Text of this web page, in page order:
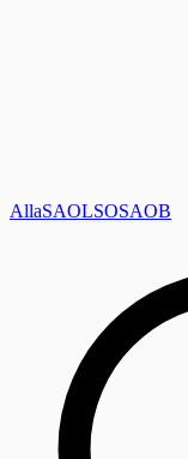
AllaSAOLSOSAOB